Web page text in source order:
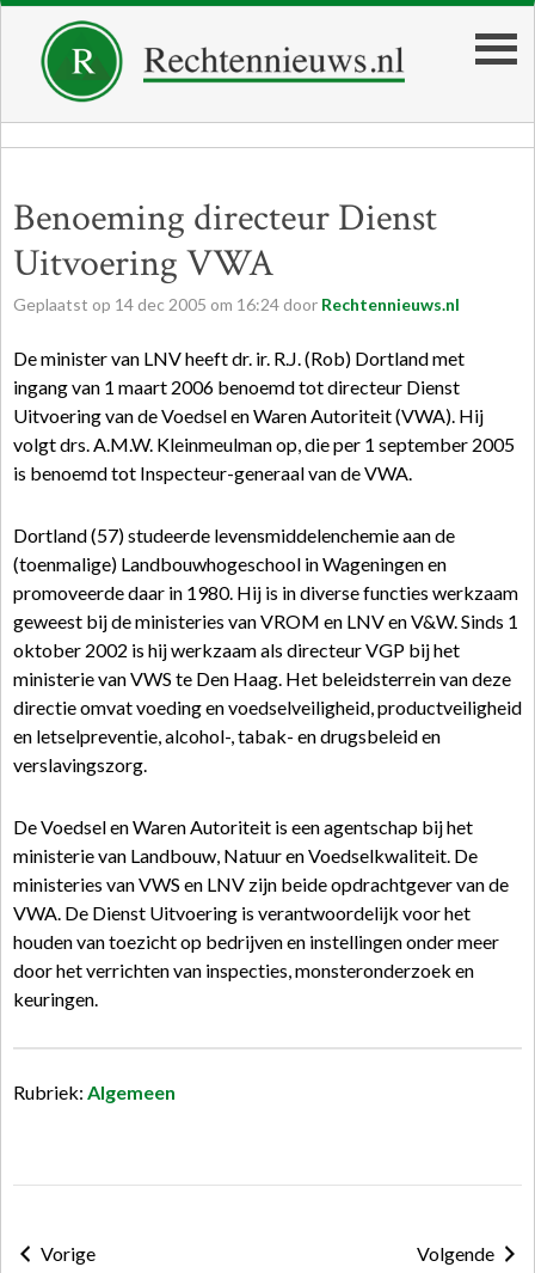
Benoeming directeur Dienst
Uitvoering VWA
Geplaatst op 14 dec 2005 om 16:24 door Rechtennieuws.nl
De minister van LNV heeft dr. ir. R.J. (Rob) Dortland met
ingang van 1 maart 2006 benoemd tot directeur Dienst
Uitvoering van de Voedsel en Waren Autoriteit (VWA). Hij
volgt drs. A.M.W. Kleinmeulman op, die per 1 september 2005
is benoemd tot Inspecteur-generaal van de VWA.
Dortland (57) studeerde levensmiddelenchemie aan de
(toenmalige) Landbouwhogeschool in Wageningen en
promoveerde daar in 1980. Hij is in diverse functies werkzaam
geweest bij de ministeries van VROM en LNV en V&W. Sinds 1
oktober 2002 is hij werkzaam als directeur VGP bij het
ministerie van VWS te Den Haag. Het beleidsterrein van deze
directie omvat voeding en voedselveiligheid, productveiligheid
en letselpreventie, alcohol-, tabak- en drugsbeleid en
verslavingszorg.
De Voedsel en Waren Autoriteit is een agentschap bij het
ministerie van Landbouw, Natuur en Voedselkwaliteit. De
ministeries van VWS en LNV zijn beide opdrachtgever van de
VWA. De Dienst Uitvoering is verantwoordelijk voor het
houden van toezicht op bedrijven en instellingen onder meer
door het verrichten van inspecties, monsteronderzoek en
keuringen.
Rubriek: Algemeen
Vorige
Volgende